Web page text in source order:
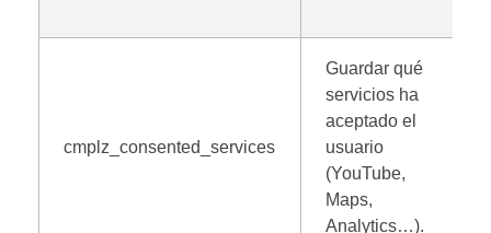
cmplz_consented_services
Guardar qué
servicios ha
aceptado el
usuario
(YouTube,
Maps,
Analytics…).